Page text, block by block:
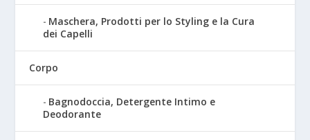
Maschera, Prodotti per lo Styling e la Cura
dei Capelli
Corpo
Bagnodoccia, Detergente Intimo e
Deodorante